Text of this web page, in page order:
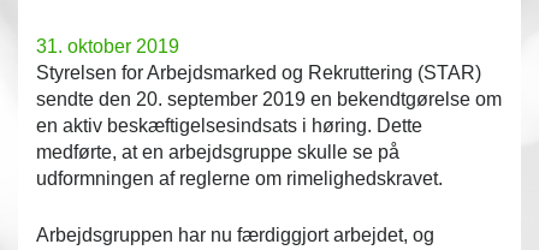
31. oktober 2019
Styrelsen for Arbejdsmarked og Rekruttering (STAR)
sendte den 20. september 2019 en bekendtgørelse om
en aktiv beskæftigelsesindsats i høring. Dette
medførte, at en arbejdsgruppe skulle se på
udformningen af reglerne om rimelighedskravet.
Arbejdsgruppen har nu færdiggjort arbejdet, og